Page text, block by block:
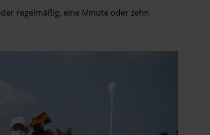
regelmäßig, eine Minute oder zehn